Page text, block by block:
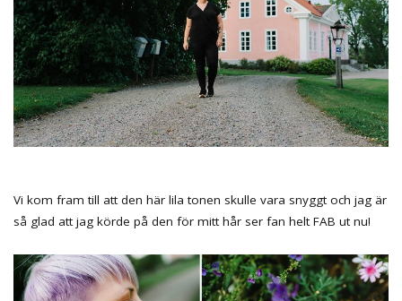
Vi kom fram till att den här lila tonen skulle vara snyggt och jag är
så glad att jag körde på den för mitt hår ser fan helt FAB ut nu!